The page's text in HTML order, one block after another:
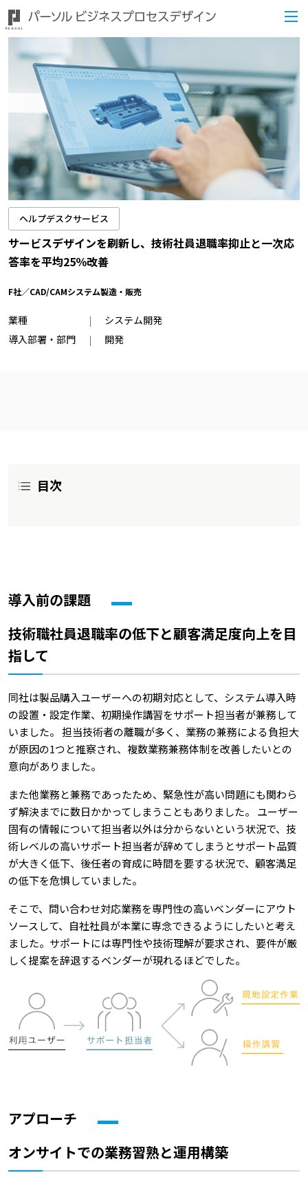
ヘルプデスクサービス
サービスデザインを刷新し、技術社員退職率抑止と一次応
答率を平均25％改善
F社／CAD/CAMシステム製造・販売
業種
システム開発
導入部署・部門
開発
目次
導入前の課題
技術職社員退職率の低下と顧客満足度向上を目
指して
同社は製品購入ユーザーへの初期対応として、システム導入時
の設置・設定作業、初期操作講習をサポート担当者が兼務して
いました。 担当技術者の離職が多く、業務の兼務による負担大
が原因の1つと推察され、複数業務兼務体制を改善したいとの
意向がありました。
また他業務と兼務であったため、緊急性が高い問題にも関わら
ず解決までに数日かかってしまうこともありました。 ユーザー
固有の情報について担当者以外は分からないという状況で、技
術レベルの高いサポート担当者が辞めてしまうとサポート品質
が大きく低下、後任者の育成に時間を要する状況で、顧客満足
の低下を危惧していました。
そこで、問い合わせ対応業務を専門性の高いベンダーにアウト
ソースして、自社社員が本業に専念できるようにしたいと考え
ました。サポートには専門性や技術理解が要求され、要件が厳
しく提案を辞退するベンダーが現れるほどでした。
アプローチ
オンサイトでの業務習熟と運用構築